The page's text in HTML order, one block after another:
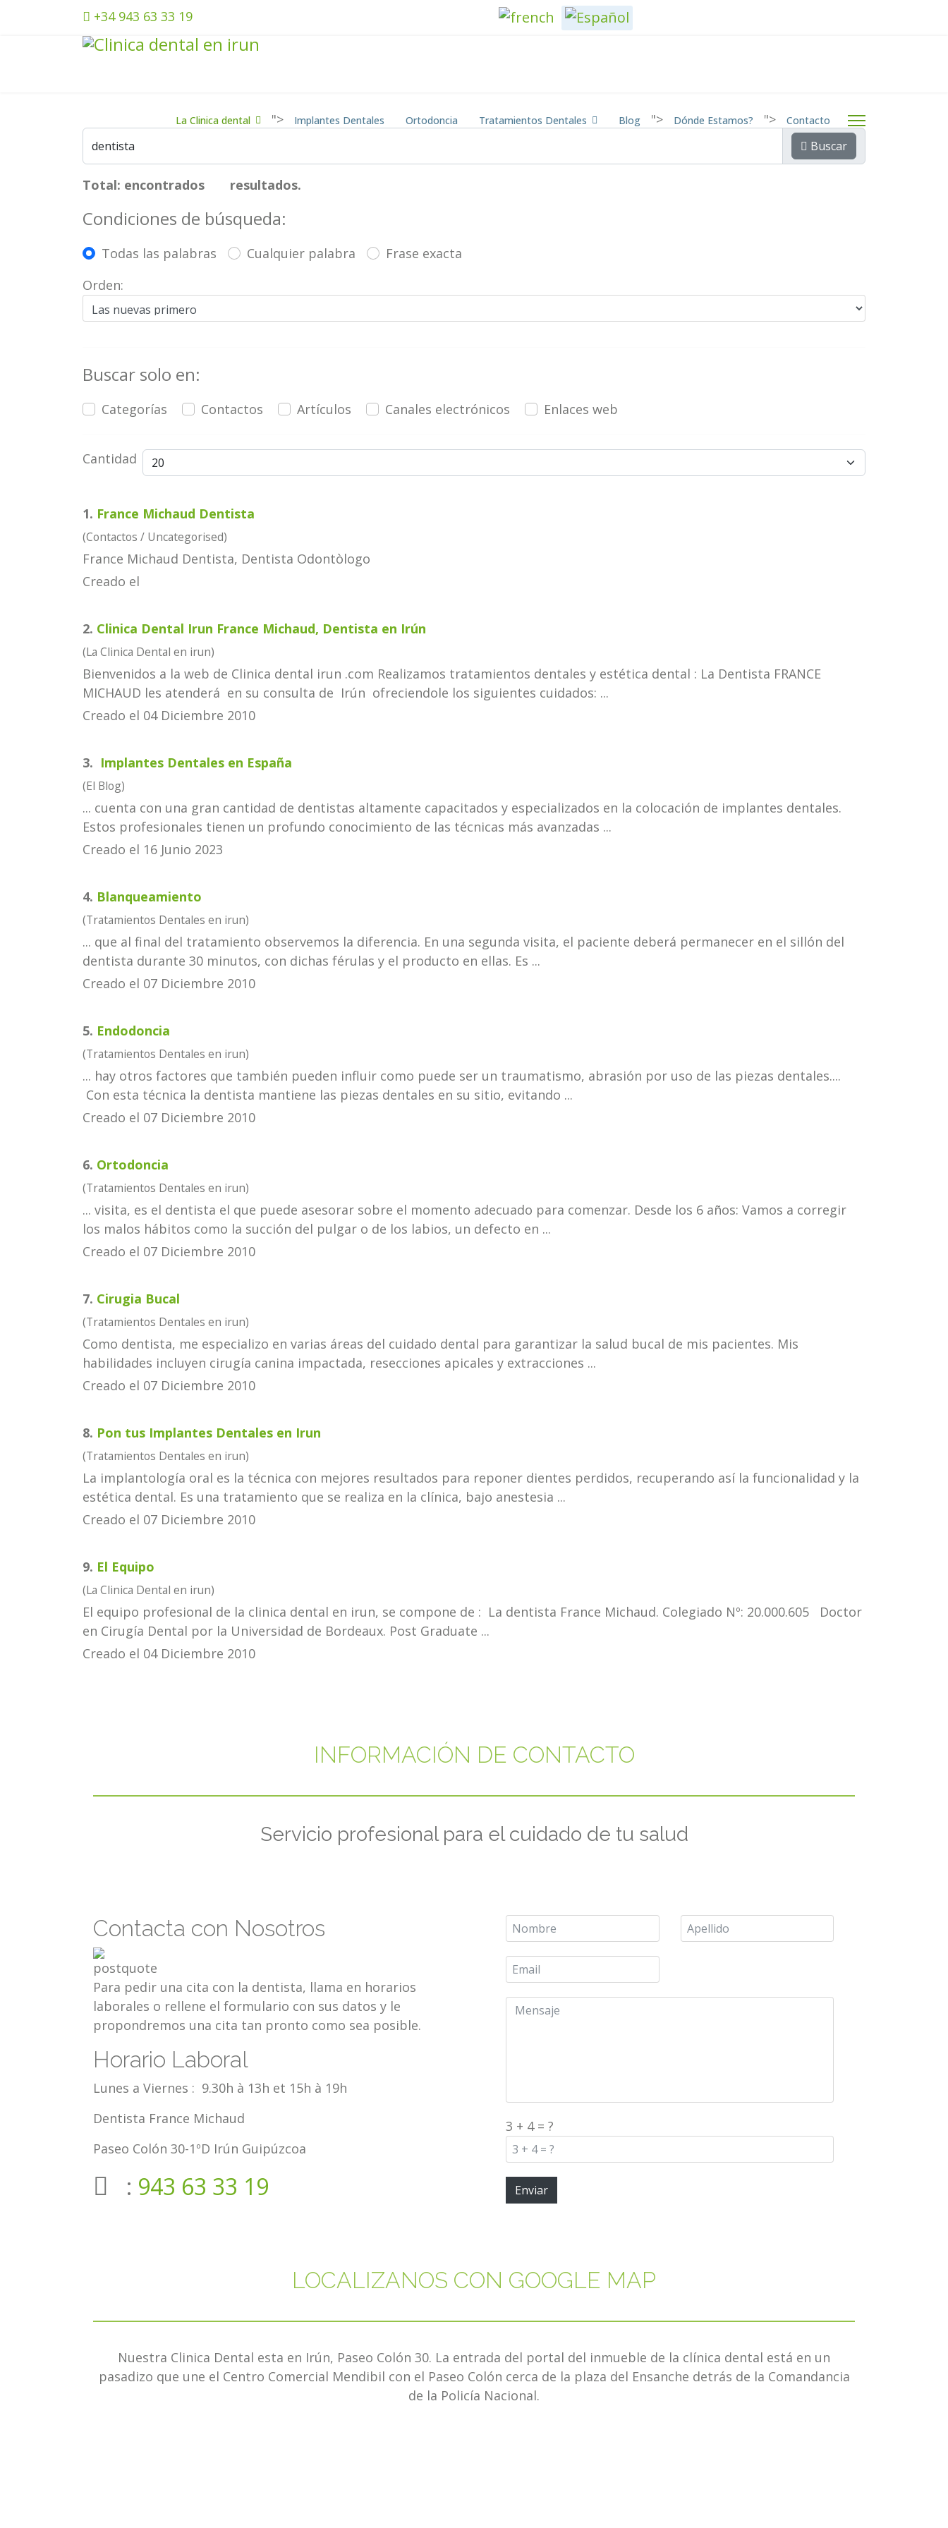
+34 943 63 33 19 Seleccione su idioma
La Clinica dental "> Implantes Dentales Ortodoncia Tratamientos Dentales Blog "> Dónde Estamos? "> Contacto
Buscar
Total: encontrados resultados.
Condiciones de búsqueda:
Todas las palabras Cualquier palabra
Frase exacta
Orden:
Buscar solo en:
Categorías Contactos Artículos Canales electrónicos Enlaces web
Cantidad
1. France Michaud Dentista
(Contactos / Uncategorised)
France Michaud Dentista, Dentista Odontòlogo
Creado el
2. Clinica Dental Irun France Michaud, Dentista en Irún
(La Clinica Dental en irun)
Bienvenidos a la web de Clinica dental irun .com Realizamos tratamientos dentales y estética dental : La Dentista FRANCE
MICHAUD les atenderá en su consulta de Irún ofreciendole los siguientes cuidados: ...
Creado el 04 Diciembre 2010
3. Implantes Dentales en España
(El Blog)
... cuenta con una gran cantidad de dentistas altamente capacitados y especializados en la colocación de implantes dentales.
Estos profesionales tienen un profundo conocimiento de las técnicas más avanzadas ...
Creado el 16 Junio 2023
4. Blanqueamiento
(Tratamientos Dentales en irun)
... que al final del tratamiento observemos la diferencia. En una segunda visita, el paciente deberá permanecer en el sillón del
dentista durante 30 minutos, con dichas férulas y el producto en ellas. Es ...
Creado el 07 Diciembre 2010
5. Endodoncia
(Tratamientos Dentales en irun)
... hay otros factores que también pueden influir como puede ser un traumatismo, abrasión por uso de las piezas dentales....
Con esta técnica la dentista mantiene las piezas dentales en su sitio, evitando ...
Creado el 07 Diciembre 2010
6. Ortodoncia
(Tratamientos Dentales en irun)
... visita, es el dentista el que puede asesorar sobre el momento adecuado para comenzar. Desde los 6 años: Vamos a corregir
los malos hábitos como la succión del pulgar o de los labios, un defecto en ...
Creado el 07 Diciembre 2010
7. Cirugia Bucal
(Tratamientos Dentales en irun)
Como dentista, me especializo en varias áreas del cuidado dental para garantizar la salud bucal de mis pacientes. Mis
habilidades incluyen cirugía canina impactada, resecciones apicales y extracciones ...
Creado el 07 Diciembre 2010
8. Pon tus Implantes Dentales en Irun
(Tratamientos Dentales en irun)
La implantología oral es la técnica con mejores resultados para reponer dientes perdidos, recuperando así la funcionalidad y la
estética dental. Es una tratamiento que se realiza en la clínica, bajo anestesia ...
Creado el 07 Diciembre 2010
9. El Equipo
(La Clinica Dental en irun)
El equipo profesional de la clinica dental en irun, se compone de : La dentista France Michaud. Colegiado Nº: 20.000.605 Doctor
en Cirugía Dental por la Universidad de Bordeaux. Post Graduate ...
Creado el 04 Diciembre 2010
INFORMACIÓN DE CONTACTO
Servicio profesional para el cuidado de tu salud
Contacta con Nosotros
Para pedir una cita con la dentista, llama en horarios
laborales o rellene el formulario con sus datos y le
propondremos una cita tan pronto como sea posible.
Horario Laboral
Lunes a Viernes : 9.30h à 13h et 15h à 19h
Dentista France Michaud
Paseo Colón 30-1ºD Irún Guipúzcoa
: 943 63 33 19
3 + 4 = ?
Enviar
LOCALIZANOS CON GOOGLE MAP
Nuestra Clinica Dental esta en Irún, Paseo Colón 30. La entrada del portal del inmueble de la clínica dental está en un
pasadizo que une el Centro Comercial Mendibil con el Paseo Colón cerca de la plaza del Ensanche detrás de la Comandancia
de la Policía Nacional.